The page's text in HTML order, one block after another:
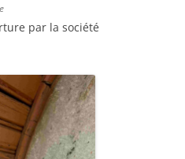
par la société